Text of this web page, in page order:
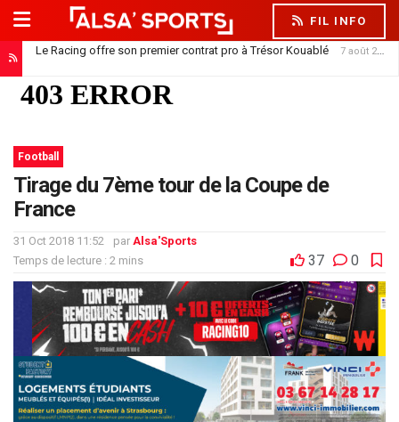
FIL INFO
Le Racing offre son premier contrat pro à Trésor Kouablé 7 août 2026
Football
Tirage du 7ème tour de la Coupe de
France
31 Oct 2018 11:52 par Alsa'Sports
Temps de lecture : 2 mins
37 0